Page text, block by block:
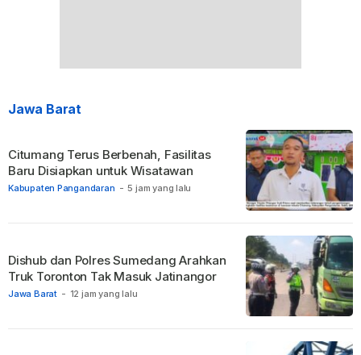
Jawa Barat
Kabupaten Pangandaran - 5 jam yang lalu
Citumang Terus Berbenah, Fasilitas
Baru Disiapkan untuk Wisatawan
Jawa Barat - 12 jam yang lalu
Dishub dan Polres Sumedang Arahkan
Truk Toronton Tak Masuk Jatinangor